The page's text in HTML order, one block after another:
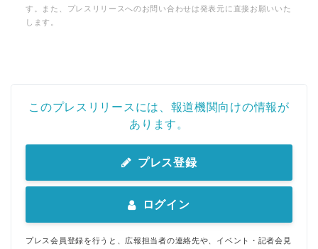
す。また、プレスリリースへのお問い合わせは発表元に直接お願いいた
します。
このプレスリリースには、報道機関向けの情報が
あります。
プレス登録
ログイン
プレス会員登録を行うと、広報担当者の連絡先や、イベント・記者会見